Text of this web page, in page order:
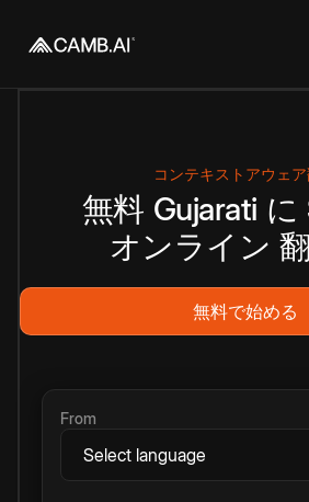
コンテキストアウェア
無料 Gujarati に
オンライン
無料で始める
From